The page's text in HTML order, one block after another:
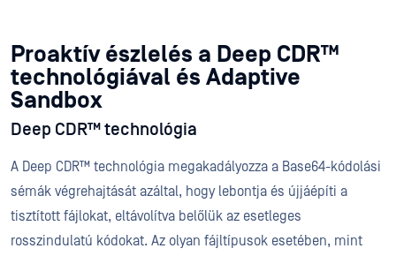
Proaktív észlelés a Deep CDR™
technológiával és Adaptive
Sandbox
Deep CDR™ technológia
A Deep CDR™ technológia megakadályozza a Base64-kódolási
sémák végrehajtását azáltal, hogy lebontja és újjáépíti a
tisztított fájlokat, eltávolítva belőlük az esetleges
rosszindulatú kódokat. Az olyan fájltípusok esetében, mint